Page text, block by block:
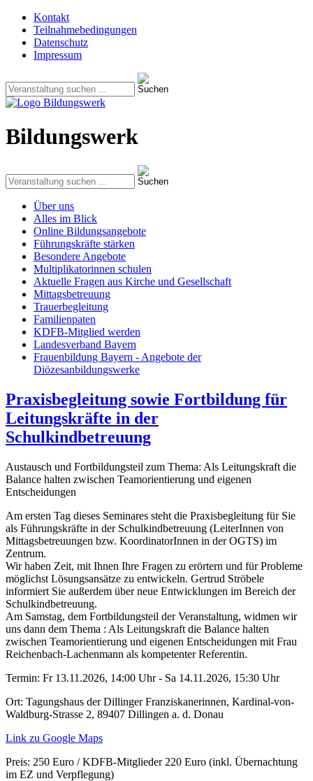
Kontakt
Teilnahmebedingungen
Datenschutz
Impressum
Bildungswerk
Über uns
Alles im Blick
Online Bildungsangebote
Führungskräfte stärken
Besondere Angebote
Multiplikatorinnen schulen
Aktuelle Fragen aus Kirche und Gesellschaft
Mittagsbetreuung
Trauerbegleitung
Familienpaten
KDFB-Mitglied werden
Landesverband Bayern
Frauenbildung Bayern - Angebote der
Diözesanbildungswerke
Praxisbegleitung sowie Fortbildung für
Leitungskräfte in der
Schulkindbetreuung
Austausch und Fortbildungsteil zum Thema: Als Leitungskraft die
Balance halten zwischen Teamorientierung und eigenen
Entscheidungen
Am ersten Tag dieses Seminares steht die Praxisbegleitung für Sie
als Führungskräfte in der Schulkindbetreuung (LeiterInnen von
Mittagsbetreuungen bzw. KoordinatorInnen in der OGTS) im
Zentrum.
Wir haben Zeit, mit Ihnen Ihre Fragen zu erörtern und für Probleme
möglichst Lösungsansätze zu entwickeln. Gertrud Ströbele
informiert Sie außerdem über neue Entwicklungen im Bereich der
Schulkindbetreuung.
Am Samstag, dem Fortbildungsteil der Veranstaltung, widmen wir
uns dann dem Thema : Als Leitungskraft die Balance halten
zwischen Teamorientierung und eigenen Entscheidungen mit Frau
Reichenbach-Lachenmann als kompetenter Referentin.
Termin: Fr 13.11.2026, 14:00 Uhr - Sa 14.11.2026, 15:30 Uhr
Ort: Tagungshaus der Dillinger Franziskanerinnen, Kardinal-von-
Waldburg-Strasse 2, 89407 Dillingen a. d. Donau
Link zu Google Maps
Preis: 250 Euro / KDFB-Mitglieder 220 Euro (inkl. Übernachtung
im EZ und Verpflegung)